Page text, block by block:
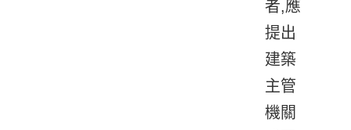
者,應
提出
建築
主管
機關